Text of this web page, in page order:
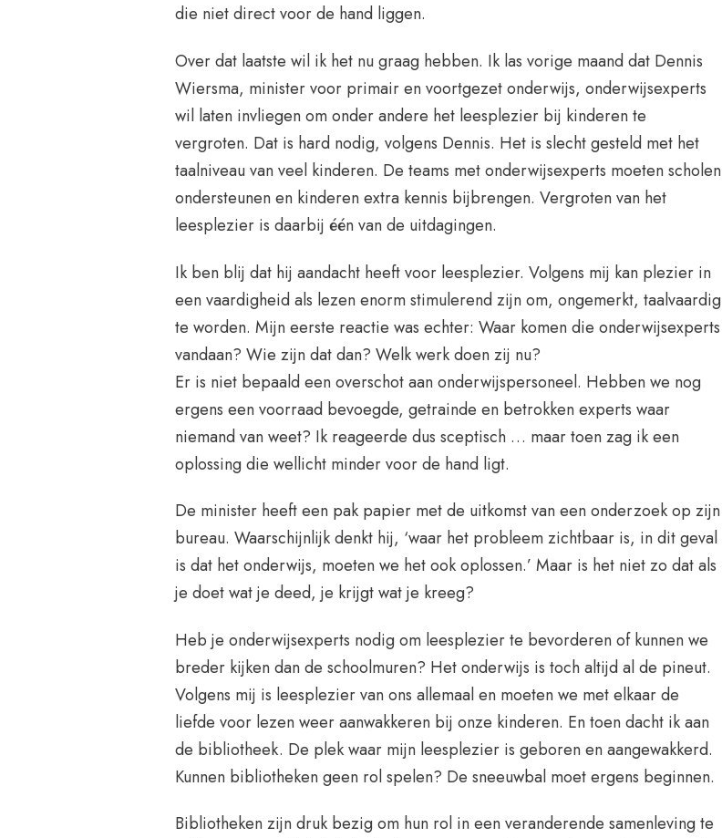
die niet direct voor de hand liggen.
Over dat laatste wil ik het nu graag hebben. Ik las vorige maand dat Dennis
Wiersma, minister voor primair en voortgezet onderwijs, onderwijsexperts
wil laten invliegen om onder andere het leesplezier bij kinderen te
vergroten. Dat is hard nodig, volgens Dennis. Het is slecht gesteld met het
taalniveau van veel kinderen. De teams met onderwijsexperts moeten scholen
ondersteunen en kinderen extra kennis bijbrengen. Vergroten van het
leesplezier is daarbij één van de uitdagingen.
Ik ben blij dat hij aandacht heeft voor leesplezier. Volgens mij kan plezier in
een vaardigheid als lezen enorm stimulerend zijn om, ongemerkt, taalvaardig
te worden. Mijn eerste reactie was echter: Waar komen die onderwijsexperts
vandaan? Wie zijn dat dan? Welk werk doen zij nu?
Er is niet bepaald een overschot aan onderwijspersoneel. Hebben we nog
ergens een voorraad bevoegde, getrainde en betrokken experts waar
niemand van weet? Ik reageerde dus sceptisch … maar toen zag ik een
oplossing die wellicht minder voor de hand ligt.
De minister heeft een pak papier met de uitkomst van een onderzoek op zijn
bureau. Waarschijnlijk denkt hij, ‘waar het probleem zichtbaar is, in dit geval
is dat het onderwijs, moeten we het ook oplossen.’ Maar is het niet zo dat als
je doet wat je deed, je krijgt wat je kreeg?
Heb je onderwijsexperts nodig om leesplezier te bevorderen of kunnen we
breder kijken dan de schoolmuren? Het onderwijs is toch altijd al de pineut.
Volgens mij is leesplezier van ons allemaal en moeten we met elkaar de
liefde voor lezen weer aanwakkeren bij onze kinderen. En toen dacht ik aan
de bibliotheek. De plek waar mijn leesplezier is geboren en aangewakkerd.
Kunnen bibliotheken geen rol spelen? De sneeuwbal moet ergens beginnen.
Bibliotheken zijn druk bezig om hun rol in een veranderende samenleving te